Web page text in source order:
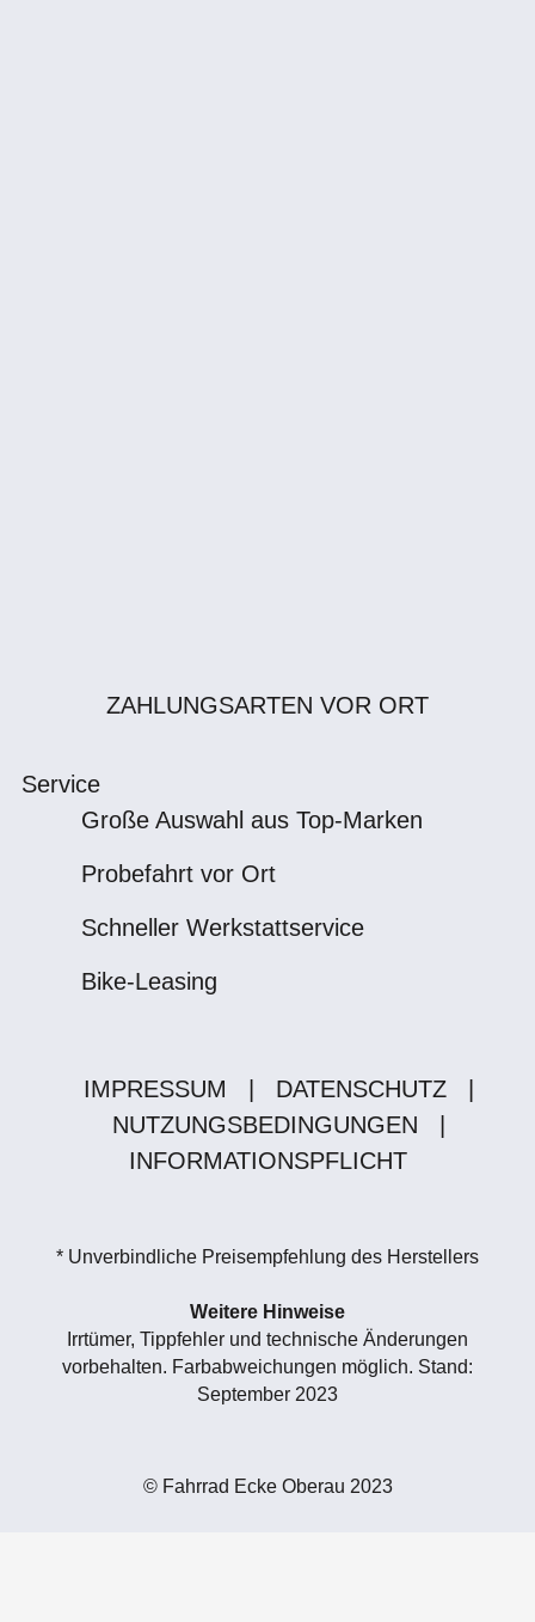
ZAHLUNGSARTEN VOR ORT
Service
Große Auswahl aus Top-Marken
Probefahrt vor Ort
Schneller Werkstattservice
Bike-Leasing
IMPRESSUM DATENSCHUTZ
NUTZUNGSBEDINGUNGEN
INFORMATIONSPFLICHT
* Unverbindliche Preisempfehlung des Herstellers
Weitere Hinweise
Irrtümer, Tippfehler und technische Änderungen
vorbehalten. Farbabweichungen möglich. Stand:
September 2023
© Fahrrad Ecke Oberau 2023